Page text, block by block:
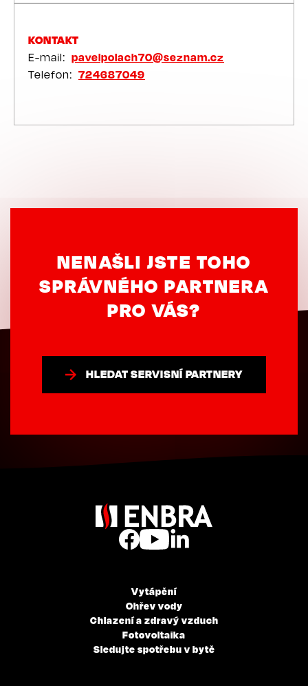
KONTAKT
E-mail
pavelpolach70@seznam.cz
Telefon
724687049
NENAŠLI JSTE TOHO
SPRÁVNÉHO PARTNERA
PRO VÁS?
HLEDAT SERVISNÍ PARTNERY
Vytápění
Ohřev vody
Chlazení a zdravý vzduch
Fotovoltaika
Sledujte spotřebu v bytě